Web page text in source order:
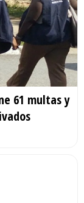
61 multas y